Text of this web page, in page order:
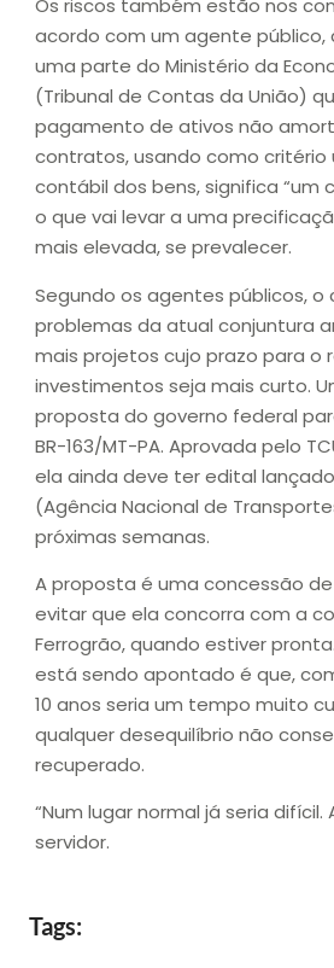
Os riscos também estão nos
acordo com um agente público,
uma parte do Ministério da
(Tribunal de Contas da União)
pagamento de ativos não
contratos, usando como
contábil dos bens, significa “um
o que vai levar a uma
mais elevada, se prevalecer.
Segundo os agentes públicos, o
problemas da atual conjuntura
mais projetos cujo prazo para o
investimentos seja mais curto.
proposta do governo federal
BR-163/MT-PA. Aprovada pelo
ela ainda deve ter edital lançado
(Agência Nacional de
próximas semanas.
A proposta é uma concessão de
evitar que ela concorra com a
Ferrogrão, quando estiver
está sendo apontado é que,
10 anos seria um tempo muito
qualquer desequilíbrio não
recuperado.
“Num lugar normal já seria difícil.
servidor.
Tags: